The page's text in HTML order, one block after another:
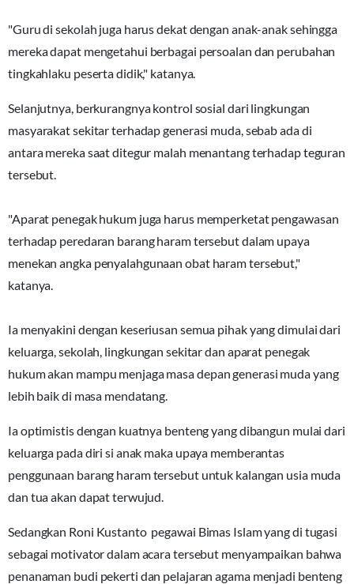
"Guru di sekolah juga harus dekat dengan anak-anak sehingga
mereka dapat mengetahui berbagai persoalan dan perubahan
tingkahlaku peserta didik," katanya.
Selanjutnya, berkurangnya kontrol sosial dari lingkungan
masyarakat sekitar terhadap generasi muda, sebab ada di
antara mereka saat ditegur malah menantang terhadap teguran
tersebut.
"Aparat penegak hukum juga harus memperketat pengawasan
terhadap peredaran barang haram tersebut dalam upaya
menekan angka penyalahgunaan obat haram tersebut,"
katanya.
Ia menyakini dengan keseriusan semua pihak yang dimulai dari
keluarga, sekolah, lingkungan sekitar dan aparat penegak
hukum akan mampu menjaga masa depan generasi muda yang
lebih baik di masa mendatang.
Ia optimistis dengan kuatnya benteng yang dibangun mulai dari
keluarga pada diri si anak maka upaya memberantas
penggunaan barang haram tersebut untuk kalangan usia muda
dan tua akan dapat terwujud.
Sedangkan Roni Kustanto pegawai Bimas Islam yang di tugasi
sebagai motivator dalam acara tersebut menyampaikan bahwa
penanaman budi pekerti dan pelajaran agama menjadi benteng